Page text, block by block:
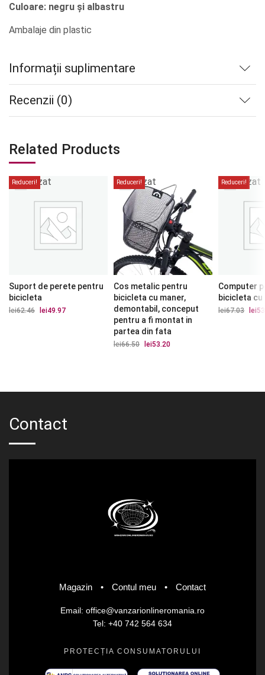
Culoare: negru și albastru
Ambalaje din plastic
Informații suplimentare
Recenzii (0)
Related Products
Reduceri!
epuizat
Suport de perete pentru
bicicleta
lei62.46
Prețul
lei49.97
Reduceri!
epuizat
Cos metalic pentru
bicicleta cu maner,
demontabil, conceput
pentru a fi montat in
partea din fata
lei66.50
Prețul
lei53.20
Reduceri!
epuizat
Computer
bicicleta
lei67.03 lei
Contact
Magazin • Contul meu • Contact
Email: office@vanzarionlineromania.ro
Tel: +40 742 564 634
PROTECȚIA CONSUMATORULUI